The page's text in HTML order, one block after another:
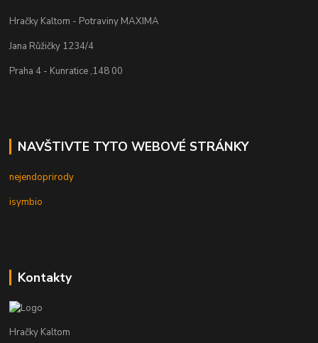
Hračky Kaltom - Potraviny MAXIMA
Jana Růžičky 1234/4
Praha 4 - Kunratice ,148 00
NAVŠTIVTE TYTO WEBOVÉ STRÁNKY
nejendoprirody
isymbio
Kontakty
Hračky Kaltom